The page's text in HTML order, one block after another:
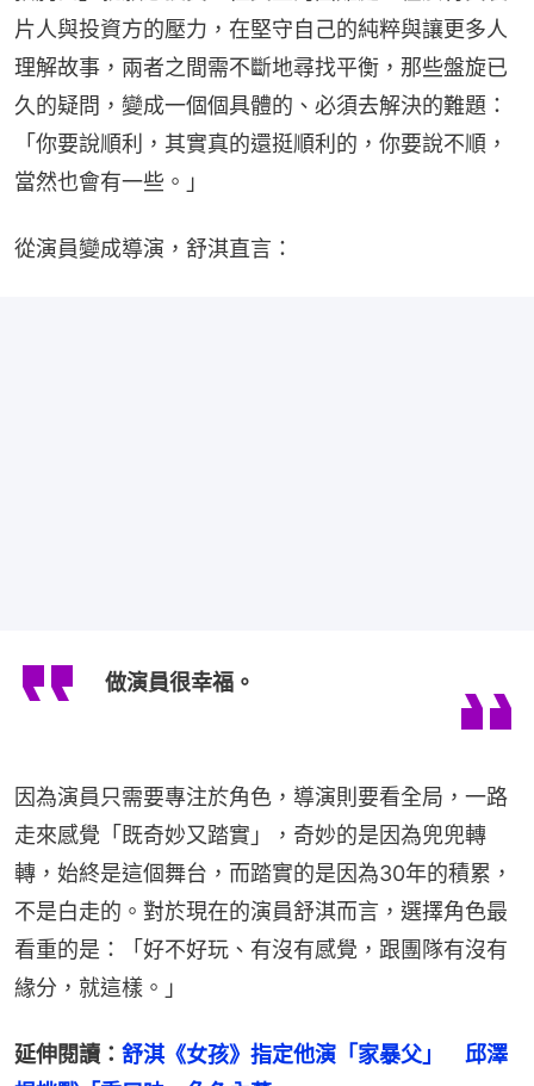
片人與投資方的壓力，在堅守自己的純粹與讓更多人
理解故事，兩者之間需不斷地尋找平衡，那些盤旋已
久的疑問，變成一個個具體的、必須去解決的難題：
「你要說順利，其實真的還挺順利的，你要說不順，
當然也會有一些。」
從演員變成導演，舒淇直言：
做演員很幸福。
因為演員只需要專注於角色，導演則要看全局，一路
走來感覺「既奇妙又踏實」，奇妙的是因為兜兜轉
轉，始終是這個舞台，而踏實的是因為30年的積累，
不是白走的。對於現在的演員舒淇而言，選擇角色最
看重的是：「好不好玩、有沒有感覺，跟團隊有沒有
緣分，就這樣。」
延伸閱讀： 舒淇《女孩》指定他演「家暴父」　邱澤